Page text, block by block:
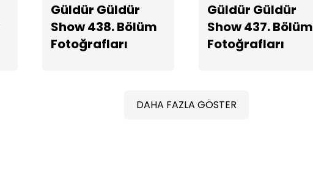
Güldür Güldür
Show 438. Bölüm
Fotoğrafları
Güldür Güldür
Show 437. Bölüm
Fotoğrafları
DAHA FAZLA GÖSTER